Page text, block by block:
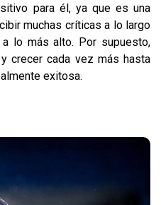
para él, ya que es una
muchas críticas a lo largo
lo más alto. Por supuesto,
crecer cada vez más hasta
exitosa.